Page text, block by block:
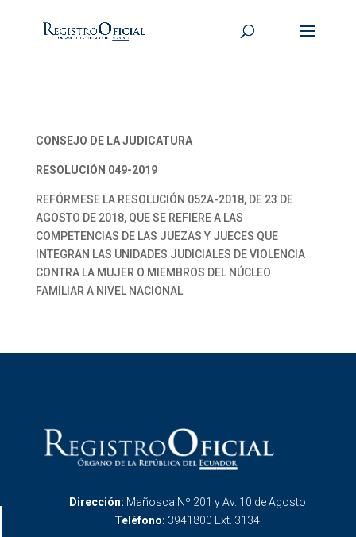
CONSEJO DE LA JUDICATURA
RESOLUCIÓN 049-2019
REFÓRMESE LA RESOLUCIÓN 052A-2018, DE 23 DE
AGOSTO DE 2018, QUE SE REFIERE A LAS
COMPETENCIAS DE LAS JUEZAS Y JUECES QUE
INTEGRAN LAS UNIDADES JUDICIALES DE VIOLENCIA
CONTRA LA MUJER O MIEMBROS DEL NÚCLEO
FAMILIAR A NIVEL NACIONAL
Dirección: Mañosca Nº 201 y Av. 10 de Agosto
Teléfono: 3941800 Ext. 3134